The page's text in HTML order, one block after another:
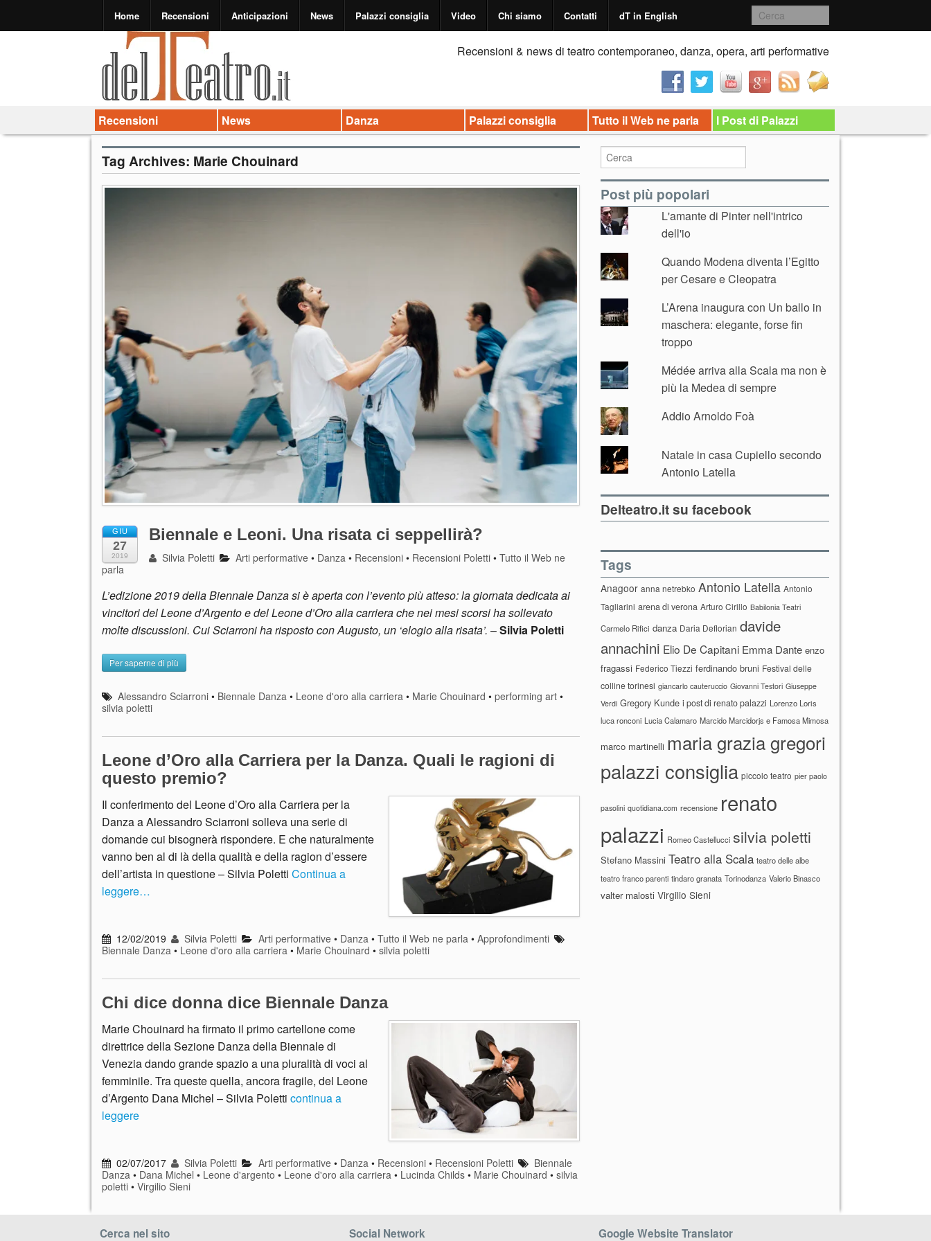
Home Recensioni Anticipazioni News Palazzi consiglia Video Chi siamo Contatti dT in English
Recensioni & news di teatro contemporaneo, danza, opera, arti performative
Recensioni News Danza Palazzi consiglia Tutto il Web ne parla I Post di Palazzi
Tag Archives: Marie Chouinard
GIU
27
2019
Biennale e Leoni. Una risata ci seppellirà?
Silvia Poletti Arti performative • Danza • Recensioni • Recensioni Poletti •Tutto il Web ne
parla
L’edizione 2019 della Biennale Danza si è aperta con l’evento più atteso: la giornata dedicata ai
vincitori del Leone d’Argento e del Leone d’Oro alla carriera che nei mesi scorsi ha sollevato
molte discussioni. Cui Sciarroni ha risposto con Augusto, un ‘elogio alla risata’. –Silvia Poletti
Per saperne di più
Alessandro Sciarroni • Biennale Danza • Leone d'oro alla carriera • Marie Chouinard •performing art •
silvia poletti
Leone d’Oro alla Carriera per la Danza. Quali le ragioni di
questo premio?
Il conferimento del Leone d’Oro alla Carriera per la
Danza a Alessandro Sciarroni solleva una serie di
domande cui bisognerà rispondere. E che naturalmente
vanno ben al di là della qualità e della ragion d’essere
dell’artista in questione – Silvia Poletti Continua a
leggere…
12/02/2019 Silvia Poletti Arti performative• Danza• Tutto il Web ne parla• Approfondimenti
Biennale Danza • Leone d'oro alla carriera • Marie Chouinard • silvia poletti
Chi dice donna dice Biennale Danza
Marie Chouinard ha firmato il primo cartellone come
direttrice della Sezione Danza della Biennale di
Venezia dando grande spazio a una pluralità di voci al
femminile. Tra queste quella, ancora fragile, del Leone
d’Argento Dana Michel – Silvia Poletti continua a
leggere
02/07/2017 Silvia Poletti Arti performative• Danza• Recensioni• Recensioni Poletti
Biennale
Danza • Dana Michel • Leone d'argento • Leone d'oro alla carriera • Lucinda Childs • Marie Chouinard • silvia
poletti • Virgilio Sieni
Post più popolari
L'amante di Pinter nell'intrico
dell'io
Quando Modena diventa l’Egitto
per Cesare e Cleopatra
L’Arena inaugura con Un ballo in
maschera: elegante, forse fin
troppo
Médée arriva alla Scala ma non è
più la Medea di sempre
Addio Arnoldo Foà
Natale in casa Cupiello secondo
Antonio Latella
Delteatro.it su facebook
Tags
Anagoor anna netrebko Antonio Latella Antonio
Tagliarini arena di verona Arturo Cirillo Babilonia Teatri
Carmelo Rifici danza Daria Deflorian davide
annachini Elio De Capitani Emma Dante enzo
fragassi Federico Tiezzi ferdinando bruni Festival delle
colline torinesi giancarlo cauteruccio Giovanni Testori Giuseppe
Verdi Gregory Kunde i post di renato palazzi Lorenzo Loris
luca ronconi Lucia Calamaro Marcido Marcidorjs e Famosa Mimosa
marco martinelli maria grazia gregori
palazzi consiglia piccolo teatro pier paolo
pasolini quotidiana.com recensione renato
palazzi Romeo Castellucci silvia poletti
Stefano Massini Teatro alla Scala teatro delle albe
teatro franco parenti tindaro granata Torinodanza Valerio Binasco
valter malosti Virgilio Sieni
Cerca nel sito Social Network Google Website Translator